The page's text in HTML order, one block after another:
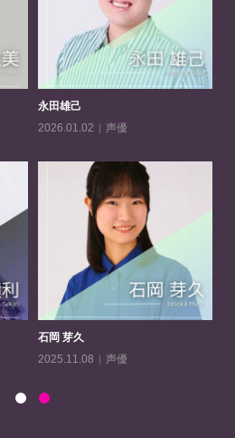
永田雄己
2026.01.02
声優
石岡 芽久
2025.11.08
声優